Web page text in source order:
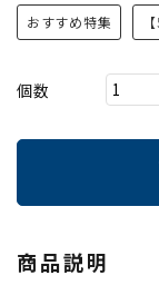
おすすめ特集
個数
商品説明